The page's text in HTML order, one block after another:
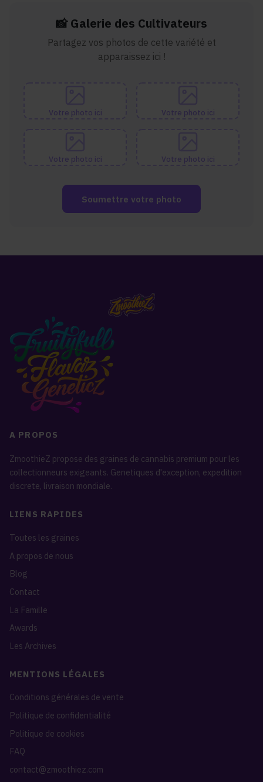
📸 Galerie des Cultivateurs
Partagez vos photos de cette variété et
apparaissez ici !
Votre photo ici Votre photo ici
Votre photo ici Votre photo ici
Soumettre votre photo
A PROPOS
ZmoothieZ propose des graines de cannabis premium pour les
collectionneurs exigeants. Genetiques d'exception, expedition
discrete, livraison mondiale.
LIENS RAPIDES
Toutes les graines
A propos de nous
Blog
Contact
La Famille
Awards
Les Archives
MENTIONS LÉGALES
Conditions générales de vente
Politique de confidentialité
Politique de cookies
FAQ
contact@zmoothiez.com